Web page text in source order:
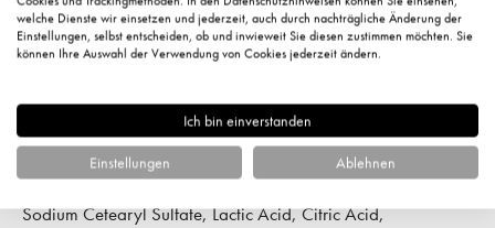
Tetrapeptide-5, Butyrospermum Parkii (Shea) Butter,
Hydrogenated Olive Oil Unsaponifiables, Ricinus Communis
Glyceryl Caprylate, Xanthan Gum, Palmitoyl Tripeptide-5,
Alcohol, Dipeptide Diaminobutyroyl Benzylamide Diacetate,
Butyl Stearate, Butylene Glycol, Glyceryl Stearate, Sodium
Polyphosphate, Sodium Stearoyl Glutamate, Cetyl Alcohol,
Sodium Cetearyl Sulfate, Lactic Acid, Citric Acid,
welche Dienste wir einsetzen und jederzeit, auch durch nachträgliche Änderung der
Einstellungen, selbst entscheiden, ob und inwieweit Sie diesen zustimmen möchten. Sie
können Ihre Auswahl der Verwendung von Cookies jederzeit ändern.
Ich bin einverstanden
Einstellungen Ablehnen